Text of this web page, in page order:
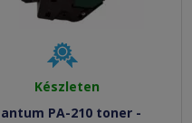
Készleten
PA-210 toner -